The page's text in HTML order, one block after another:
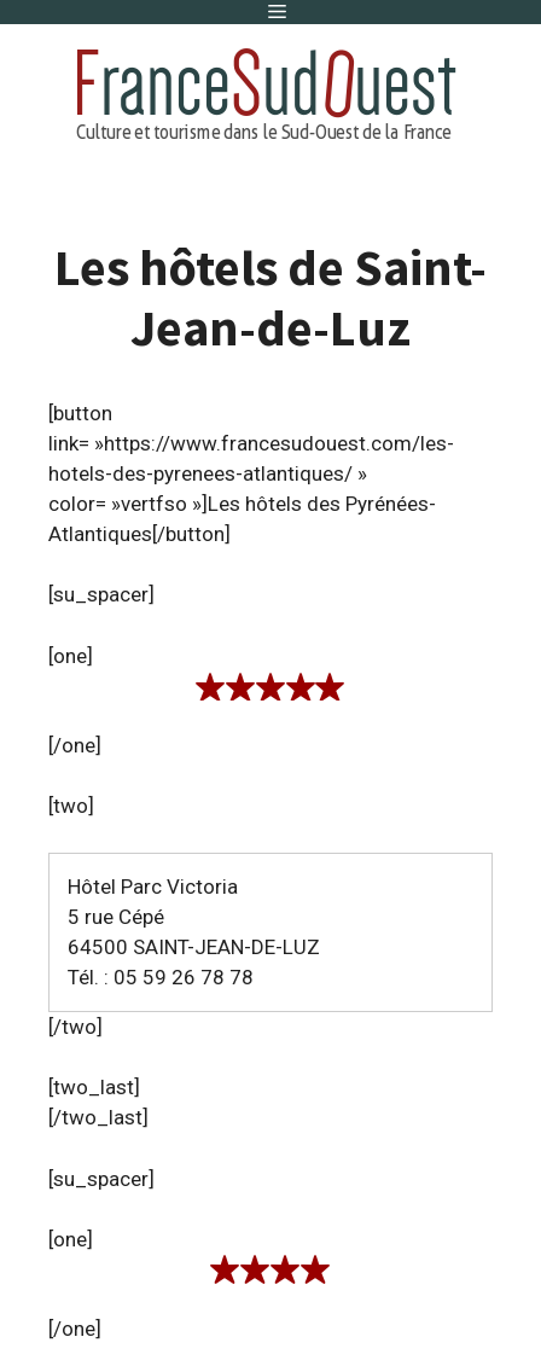
Menu
Les hôtels de Saint-
Jean-de-Luz
[button
link= »https://www.francesudouest.com/les-
hotels-des-pyrenees-atlantiques/ »
color= »vertfso »]Les hôtels des Pyrénées-
Atlantiques[/button]
[su_spacer]
[one]
[/one]
[two]
Hôtel Parc Victoria
5 rue Cépé
64500 SAINT-JEAN-DE-LUZ
Tél. : 05 59 26 78 78
[/two]
[two_last]
[/two_last]
[su_spacer]
[one]
[/one]